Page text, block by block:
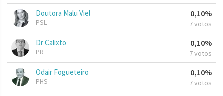
Doutora Malu Viel
PSL
0,10%
7 votos
Dr Calixto
PR
0,10%
7 votos
Odair Fogueteiro
PHS
0,10%
7 votos